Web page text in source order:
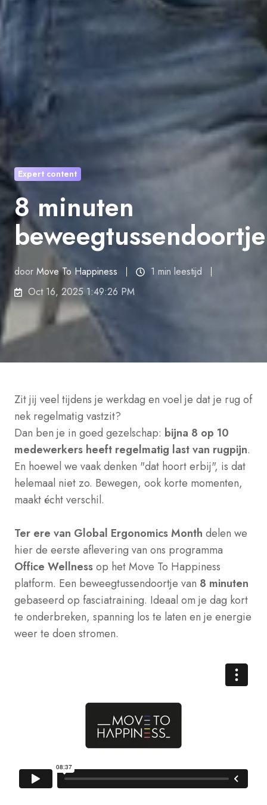
Expert content
8 minuten
beweegtussendoortje
door Move To Happiness
1 min leestijd
Oct 16, 2025 1:49:26 PM
Zit jij veel tijdens je werkdag en voel je dat je rug of
nek regelmatig vastzit?
Dan ben je in goed gezelschap: bijna 8 op 10
medewerkers heeft regelmatig last van rugpijn.
En hoewel we vaak denken "dat hoort erbij", is dat
helemaal niet zo. Bewegen, ook korte momenten,
maakt écht verschil.
Ter ere van Global Ergonomics Month delen we
hier de eerste aflevering van ons programma
Office Wellnessop het Move To Happiness
platform. Een beweegtussendoortje van 8 minuten
gebaseerd op fasciatraining. Ideaal om je dag kort
te onderbreken, spanning los te laten en je energie
weer te doen stromen.